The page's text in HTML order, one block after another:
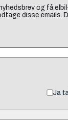
og få
disse emails.
Ja